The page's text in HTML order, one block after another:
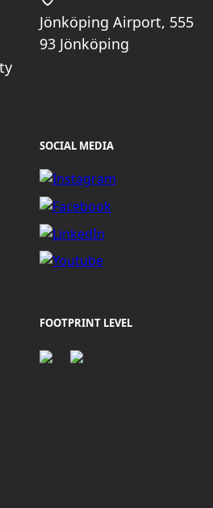
Jönköping Airport, 555
93 Jönköping
SOCIAL MEDIA
FOOTPRINT LEVEL